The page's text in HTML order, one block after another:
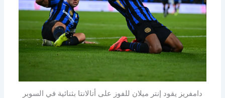
دامفريز يقود إنتر ميلان للفوز على أتالانتا بثنائية في السوبر